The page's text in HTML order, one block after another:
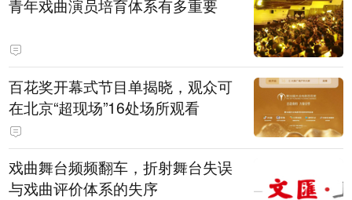
青年戏曲演员培育体系有多重要
百花奖开幕式节目单揭晓，观众可
在北京“超现场”16处场所观看
戏曲舞台频频翻车，折射舞台失误
与戏曲评价体系的失序